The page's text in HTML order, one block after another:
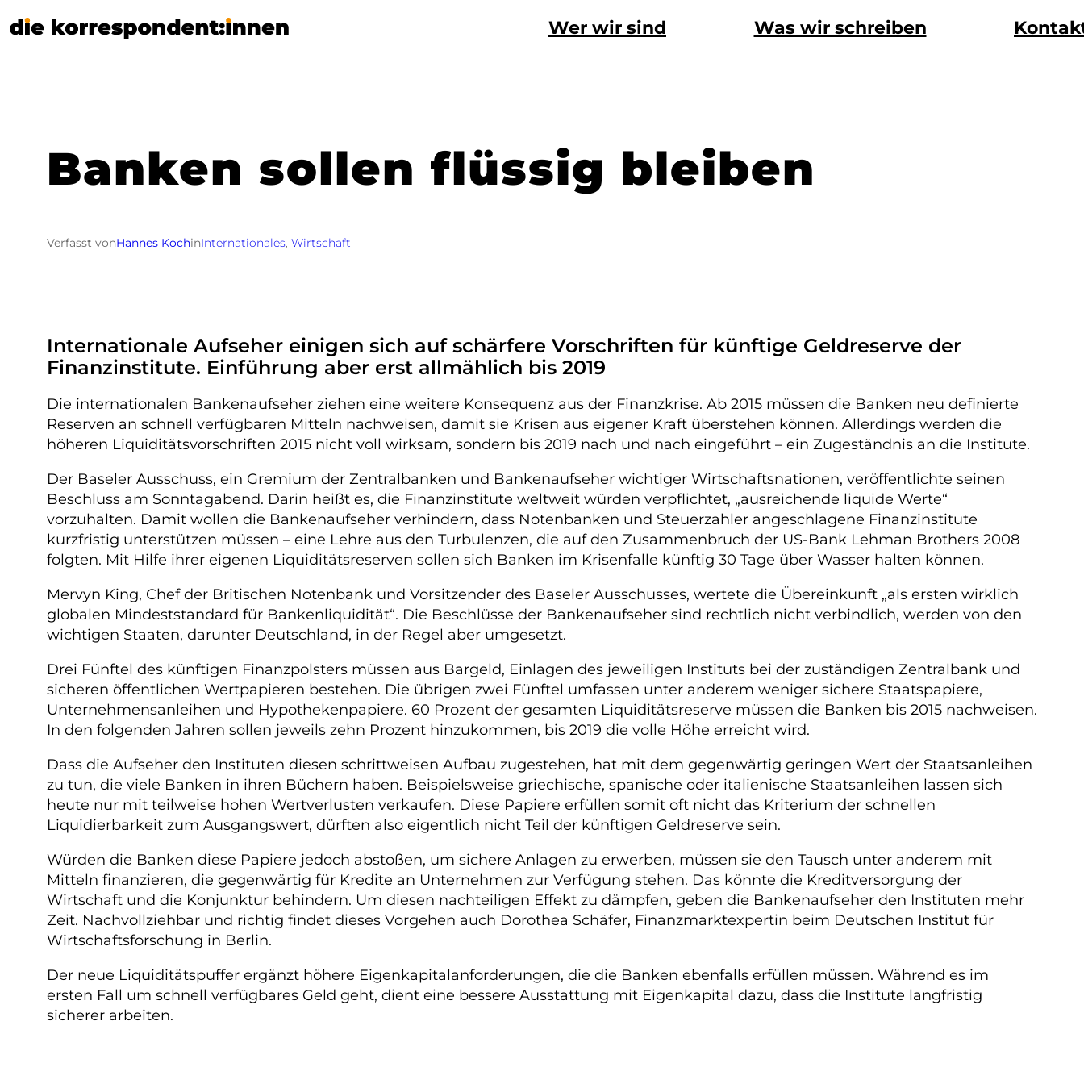
Wer wir sind Was wir schreiben
Banken sollen flüssig bleiben
Verfasst vonHannes KochinInternationales, Wirtschaft
Internationale Aufseher einigen sich auf schärfere Vorschriften für künftige Geldreserve der
Finanzinstitute. Einführung aber erst allmählich bis 2019
Die internationalen Bankenaufseher ziehen eine weitere Konsequenz aus der Finanzkrise. Ab 2015 müssen die Banken neu definierte
Reserven an schnell verfügbaren Mitteln nachweisen, damit sie Krisen aus eigener Kraft überstehen können. Allerdings werden die
höheren Liquiditätsvorschriften 2015 nicht voll wirksam, sondern bis 2019 nach und nach eingeführt – ein Zugeständnis an die Institute.
Der Baseler Ausschuss, ein Gremium der Zentralbanken und Bankenaufseher wichtiger Wirtschaftsnationen, veröffentlichte seinen
Beschluss am Sonntagabend. Darin heißt es, die Finanzinstitute weltweit würden verpflichtet, „ausreichende liquide Werte“
vorzuhalten. Damit wollen die Bankenaufseher verhindern, dass Notenbanken und Steuerzahler angeschlagene Finanzinstitute
kurzfristig unterstützen müssen – eine Lehre aus den Turbulenzen, die auf den Zusammenbruch der US-Bank Lehman Brothers 2008
folgten. Mit Hilfe ihrer eigenen Liquiditätsreserven sollen sich Banken im Krisenfalle künftig 30 Tage über Wasser halten können.
Mervyn King, Chef der Britischen Notenbank und Vorsitzender des Baseler Ausschusses, wertete die Übereinkunft „als ersten wirklich
globalen Mindeststandard für Bankenliquidität“. Die Beschlüsse der Bankenaufseher sind rechtlich nicht verbindlich, werden von den
wichtigen Staaten, darunter Deutschland, in der Regel aber umgesetzt.
Drei Fünftel des künftigen Finanzpolsters müssen aus Bargeld, Einlagen des jeweiligen Instituts bei der zuständigen Zentralbank und
sicheren öffentlichen Wertpapieren bestehen. Die übrigen zwei Fünftel umfassen unter anderem weniger sichere Staatspapiere,
Unternehmensanleihen und Hypothekenpapiere. 60 Prozent der gesamten Liquiditätsreserve müssen die Banken bis 2015 nachweisen.
In den folgenden Jahren sollen jeweils zehn Prozent hinzukommen, bis 2019 die volle Höhe erreicht wird.
Dass die Aufseher den Instituten diesen schrittweisen Aufbau zugestehen, hat mit dem gegenwärtig geringen Wert der Staatsanleihen
zu tun, die viele Banken in ihren Büchern haben. Beispielsweise griechische, spanische oder italienische Staatsanleihen lassen sich
heute nur mit teilweise hohen Wertverlusten verkaufen. Diese Papiere erfüllen somit oft nicht das Kriterium der schnellen
Liquidierbarkeit zum Ausgangswert, dürften also eigentlich nicht Teil der künftigen Geldreserve sein.
Würden die Banken diese Papiere jedoch abstoßen, um sichere Anlagen zu erwerben, müssen sie den Tausch unter anderem mit
Mitteln finanzieren, die gegenwärtig für Kredite an Unternehmen zur Verfügung stehen. Das könnte die Kreditversorgung der
Wirtschaft und die Konjunktur behindern. Um diesen nachteiligen Effekt zu dämpfen, geben die Bankenaufseher den Instituten mehr
Zeit. Nachvollziehbar und richtig findet dieses Vorgehen auch Dorothea Schäfer, Finanzmarktexpertin beim Deutschen Institut für
Wirtschaftsforschung in Berlin.
Der neue Liquiditätspuffer ergänzt höhere Eigenkapitalanforderungen, die die Banken ebenfalls erfüllen müssen. Während es im
ersten Fall um schnell verfügbares Geld geht, dient eine bessere Ausstattung mit Eigenkapital dazu, dass die Institute langfristig
sicherer arbeiten.